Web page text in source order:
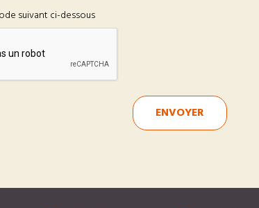
suivant ci-dessous
ENVOYER